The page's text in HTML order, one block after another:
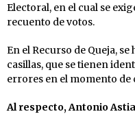
Electoral, en el cual se
recuento de votos.
En el Recurso de Queja,
casillas, que se tienen
errores en el momento
Al respecto, Antonio